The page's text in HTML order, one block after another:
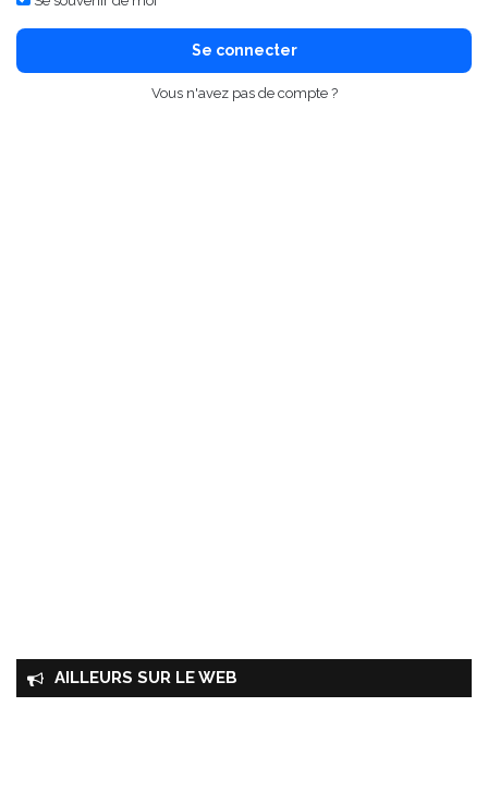
Se connecter
Vous n'avez pas de compte ?
AILLEURS SUR LE WEB